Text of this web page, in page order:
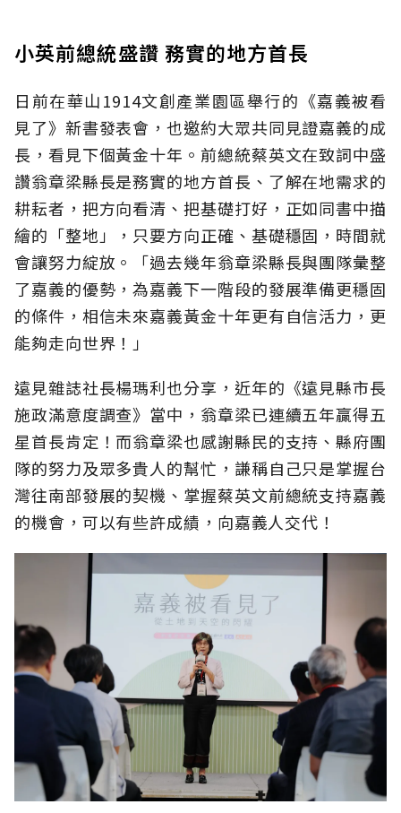
小英前總統盛讚 務實的地方首長
日前在華山1914文創產業園區舉行的《嘉義被看
見了》新書發表會，也邀約大眾共同見證嘉義的成
長，看見下個黃金十年。前總統蔡英文在致詞中盛
讚翁章梁縣長是務實的地方首長、了解在地需求的
耕耘者，把方向看清、把基礎打好，正如同書中描
繪的「整地」，只要方向正確、基礎穩固，時間就
會讓努力綻放。「過去幾年翁章梁縣長與團隊彙整
了嘉義的優勢，為嘉義下一階段的發展準備更穩固
的條件，相信未來嘉義黃金十年更有自信活力，更
能夠走向世界！」
遠見雜誌社長楊瑪利也分享，近年的《遠見縣市長
施政滿意度調查》當中，翁章梁已連續五年贏得五
星首長肯定！而翁章梁也感謝縣民的支持、縣府團
隊的努力及眾多貴人的幫忙，謙稱自己只是掌握台
灣往南部發展的契機、掌握蔡英文前總統支持嘉義
的機會，可以有些許成績，向嘉義人交代！